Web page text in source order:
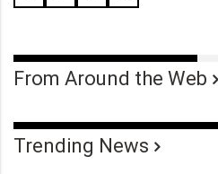
From Around the Web
Trending News